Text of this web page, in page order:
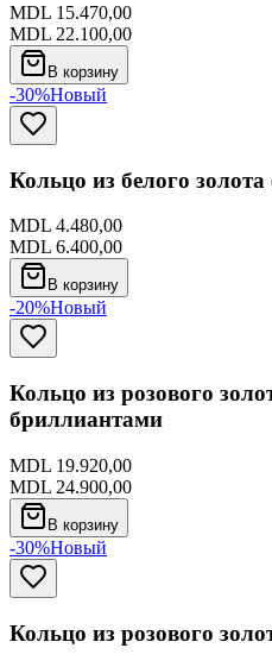
MDL 15.470,00
MDL 22.100,00
В корзину
-30%Новый
Кольцо из белого
MDL 4.480,00
MDL 6.400,00
В корзину
-20%Новый
Кольцо из розового
бриллиантами
MDL 19.920,00
MDL 24.900,00
В корзину
-30%Новый
Кольцо из розового